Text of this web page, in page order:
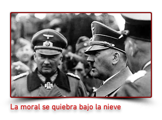
La moral se quiebra bajo la nieve